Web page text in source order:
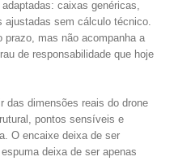
caixas genéricas,
ajustadas sem cálculo técnico.
prazo, mas não acompanha a
de responsabilidade que hoje
das dimensões reais do drone
pontos sensíveis e
O encaixe deixa de ser
deixa de ser apenas